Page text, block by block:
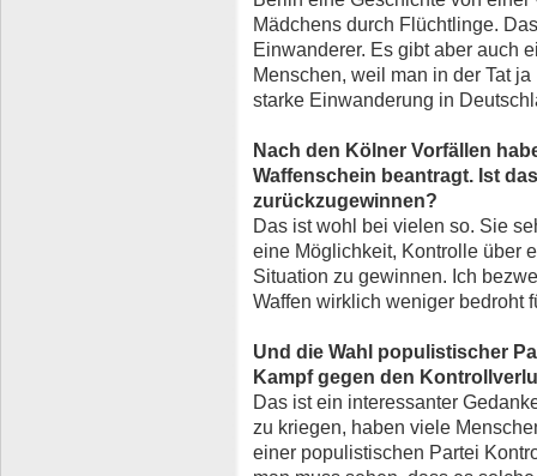
Mädchens durch Flüchtlinge.
Einwanderer. Es gibt aber auch
Menschen, weil man in der Tat
starke Einwanderung in
Nach den Kölner Vorfällen
Waffenschein beantragt. Ist
zurückzugewinnen?
Das ist wohl bei vielen so. Sie
eine Möglichkeit, Kontrolle über
Situation zu gewinnen. Ich
Waffen wirklich weniger bedroht
Und die Wahl populistischer
Kampf gegen den
Das ist ein interessanter
zu kriegen, haben viele
einer populistischen Partei